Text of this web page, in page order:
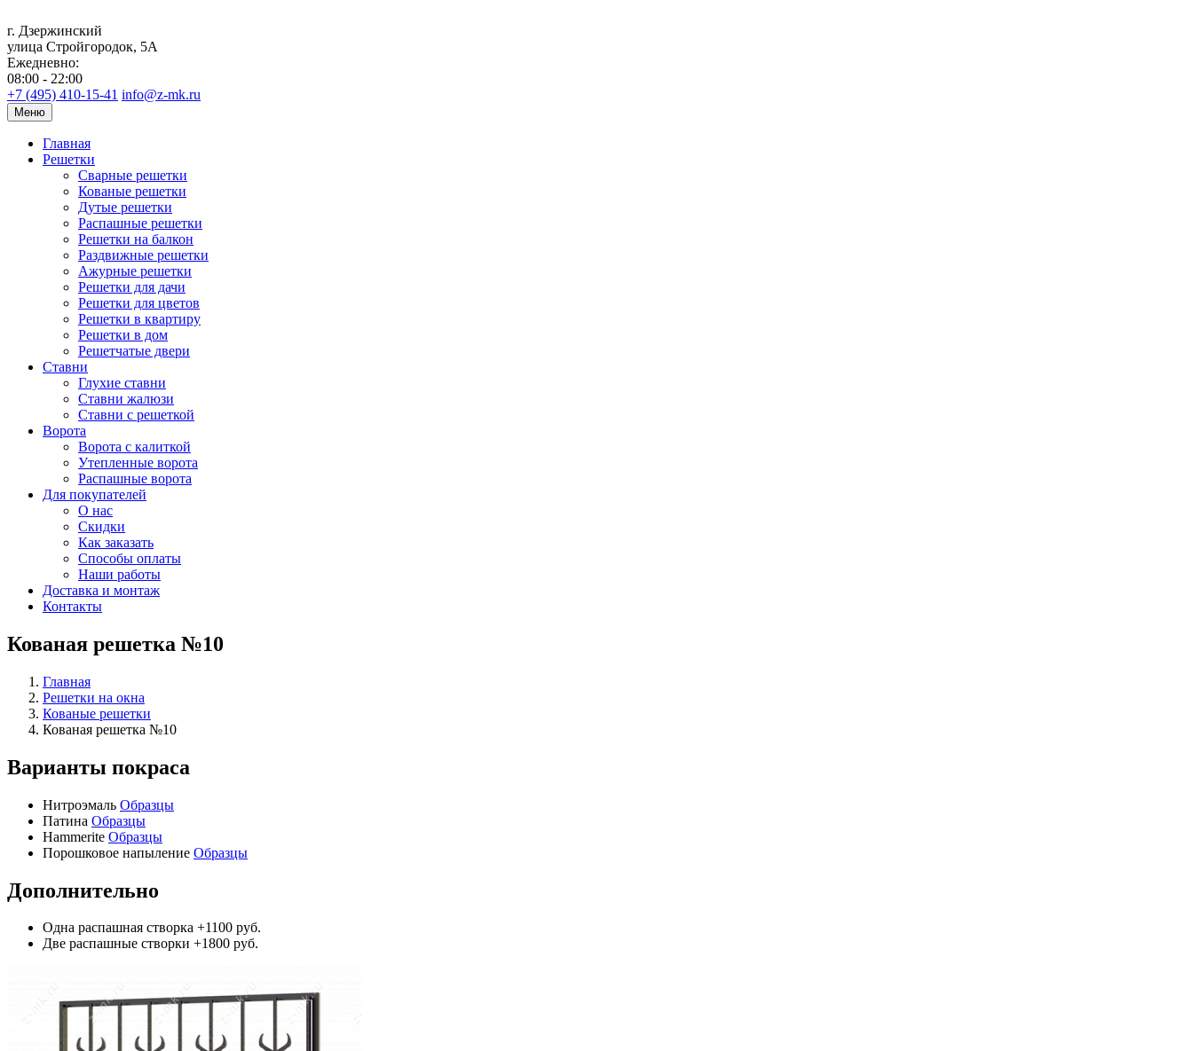
г. Дзержинский
улица Стройгородок, 5А
Ежедневно:
08:00 - 22:00
+7 (495) 410-15-41 info@z-mk.ru
Меню
Главная
Решетки
Сварные решетки
Кованые решетки
Дутые решетки
Распашные решетки
Решетки на балкон
Раздвижные решетки
Ажурные решетки
Решетки для дачи
Решетки для цветов
Решетки в квартиру
Решетки в дом
Решетчатые двери
Ставни
Глухие ставни
Ставни жалюзи
Ставни с решеткой
Ворота
Ворота с калиткой
Утепленные ворота
Распашные ворота
Для покупателей
О нас
Скидки
Как заказать
Способы оплаты
Наши работы
Доставка и монтаж
Контакты
Кованая решетка №10
Главная
Решетки на окна
Кованые решетки
Кованая решетка №10
Варианты покраса
Нитроэмаль Образцы
Патина Образцы
Hammerite Образцы
Порошковое напыление Образцы
Дополнительно
Одна распашная створка +1100 руб.
Две распашные створки +1800 руб.